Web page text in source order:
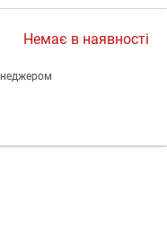
Немає в наявності